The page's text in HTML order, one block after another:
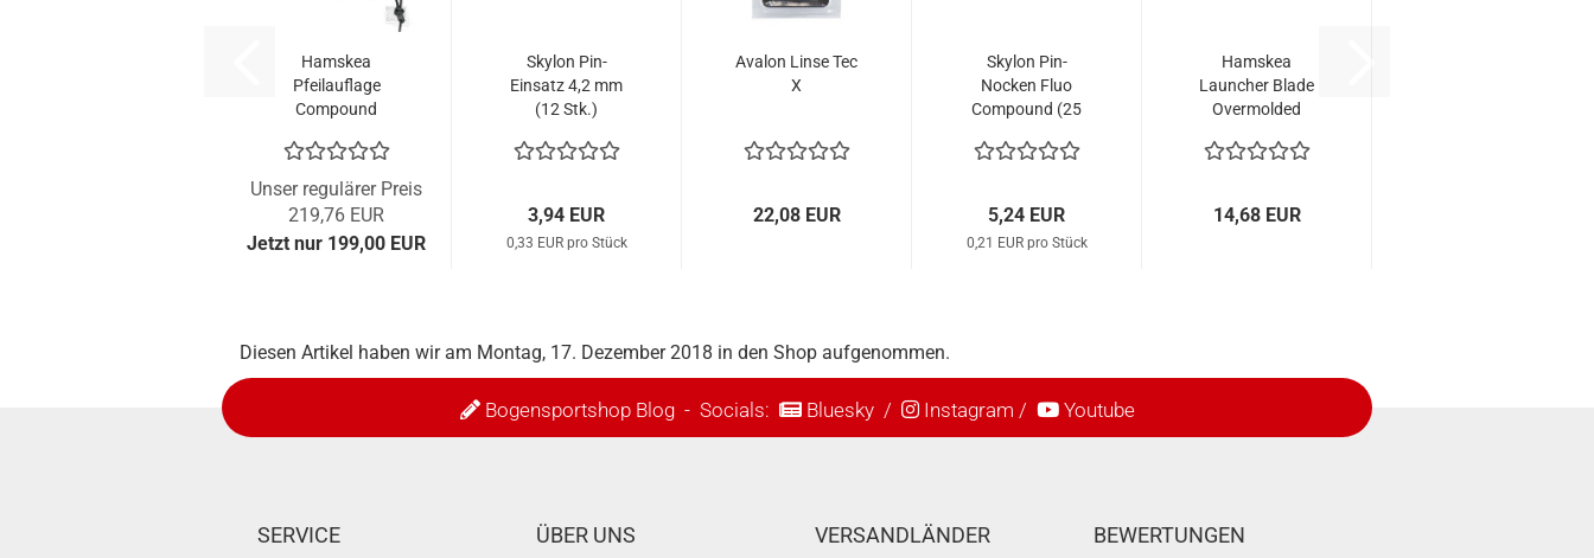
Hamskea
Pfeilauflage
Compound
Pro
Unser regulärer Preis
219,76 EUR
Jetzt nur 199,00 EUR
Skylon Pin-
Einsatz 4,2 mm
(12 Stk.)
3,94 EUR
0,33 EUR pro Stück
Avalon Linse Tec
X
22,08 EUR
Skylon Pin-
Nocken Fluo
Compound (25
5,24 EUR
0,21 EUR pro Stück
Hamskea
Launcher Blade
Overmolded
14,68 EUR
Diesen Artikel haben wir am Montag, 17. Dezember 2018 in den Shop aufgenommen.
Bogensportshop Blog- Socials: Bluesky/ Instagram / Youtube
SERVICE ÜBER UNS VERSANDLÄNDER BEWERTUNGEN